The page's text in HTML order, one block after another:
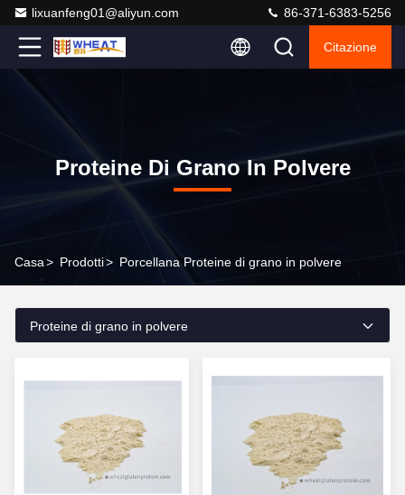
lixuanfeng01@aliyun.com 86-371-6383-5256
Citazione
Proteine Di Grano In Polvere
Casa> Prodotti> Porcellana Proteine di grano in polvere
Proteine di grano in polvere